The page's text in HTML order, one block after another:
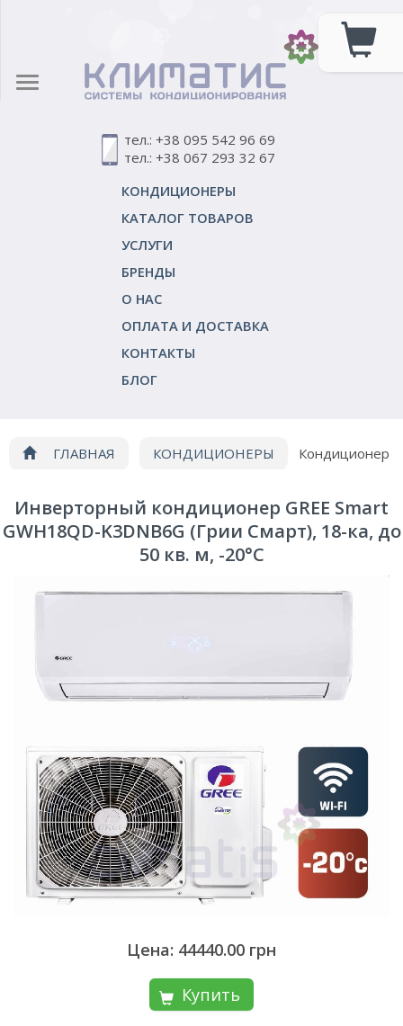
тел.: +38 095 542 96 69
тел.: +38 067 293 32 67
КОНДИЦИОНЕРЫ
КАТАЛОГ ТОВАРОВ
УСЛУГИ
БРЕНДЫ
О НАС
ОПЛАТА И ДОСТАВКА
КОНТАКТЫ
БЛОГ
ГЛАВНАЯ КОНДИЦИОНЕРЫ
Кондиционер
Инверторный кондиционер GREE Smart
GWH18QD-K3DNB6G (Грии Смарт), 18-ка, до
50 кв. м, -20°C
Цена: 44440.00 грн
Купить